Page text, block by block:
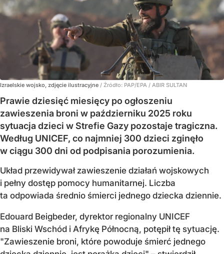
Izraelskie wojsko, zdjęcie ilustracyjne / Źródło: PAP/EPA / ABIR SULTAN
Prawie dziesięć miesięcy po ogłoszeniu
zawieszenia broni w październiku 2025 roku
sytuacja dzieci w Strefie Gazy pozostaje tragiczna.
Według UNICEF, co najmniej 300 dzieci zginęło
w ciągu 300 dni od podpisania porozumienia.
Układ przewidywał zawieszenie działań wojskowych
i pełny dostęp pomocy humanitarnej. Liczba
ta odpowiada średnio śmierci jednego dziecka dziennie.
Edouard Beigbeder, dyrektor regionalny UNICEF
na Bliski Wschód i Afrykę Północną, potępił tę sytuację.
"Zawieszenie broni, które powoduje śmierć jednego